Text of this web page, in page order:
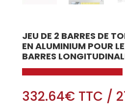
JEU DE 2 BARRES DE
EN ALUMINIUM POUR
BARRES
332.64€TTC /